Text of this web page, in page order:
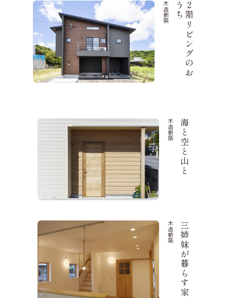
木造新築 ２
階
リ
ビ
ン
グ
の
お
う
ち
木造新築 海と空と山と
木造新築 三姉妹が暮らす家